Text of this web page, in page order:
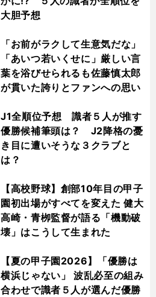
大胆予想
「お前がラクして生意気だな」
「あいつ若いくせに」厳しい言
葉を浴びせられるも佐藤慎太郎
が貫いた誇りとファンへの思い
J1全順位予想 識者５人が推す
優勝候補筆頭は？ J2降格の憂
き目に遭いそうな３クラブと
は？
【高校野球】創部10年目の甲子
園初出場がすべてを変えた 健大
高崎・青栁監督が語る「機動破
壊」はこうして生まれた
【夏の甲子園2026】「優勝は
横浜じゃない」 波乱必至の組み
合わせで識者５人が選んだ優勝